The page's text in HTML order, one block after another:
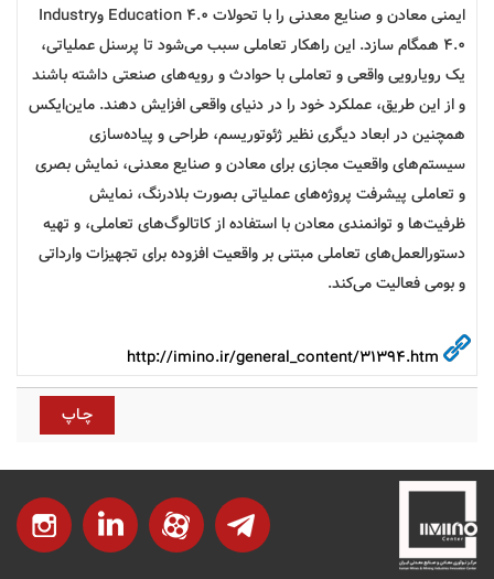
ایمنی معادن و صنایع معدنی را با تحولات Education 4.0 وIndustry
4.0 همگام سازد. این راهکار تعاملی سبب می‌شود تا پرسنل عملیاتی،
یک رویارویی واقعی و تعاملی با حوادث و رویه‌های صنعتی داشته باشند
و از این طریق، عملکرد خود را در دنیای واقعی افزایش دهند. ماین‌ایکس
همچنین در ابعاد دیگری نظیر ژئوتوریسم، طراحی و پیاده‌سازی
سیستم‌های واقعیت مجازی برای معادن و صنایع معدنی، نمایش بصری
و تعاملی پیشرفت پروژه‌های عملیاتی بصورت بلادرنگ، نمایش
ظرفیت‌ها و توانمندی‌ معادن با استفاده از کاتالوگ‌های تعاملی، و تهیه
دستورالعمل‌های تعاملی مبتنی بر واقعیت افزوده برای تجهیزات وارداتی
و بومی فعالیت می‌کند.